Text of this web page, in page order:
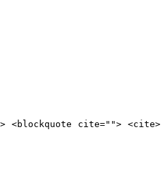
cite=""> <cite>